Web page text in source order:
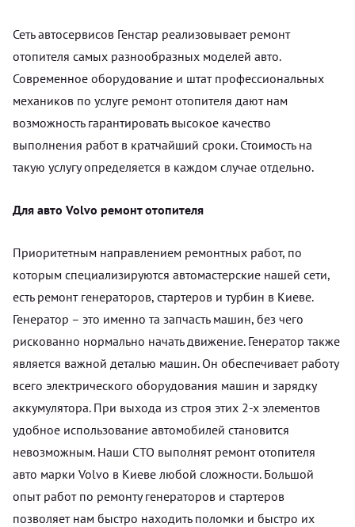
Сеть автосервисов Генстар реализовывает ремонт
отопителя самых разнообразных моделей авто.
Современное оборудование и штат профессиональных
механиков по услуге ремонт отопителя дают нам
возможность гарантировать высокое качество
выполнения работ в кратчайший сроки. Стоимость на
такую услугу определяется в каждом случае отдельно.
Для авто Volvo ремонт отопителя
Приоритетным направлением ремонтных работ, по
которым специализируются автомастерские нашей сети,
есть ремонт генераторов, стартеров и турбин в Киеве.
Генератор – это именно та запчасть машин, без чего
рискованно нормально начать движение. Генератор также
является важной деталью машин. Он обеспечивает работу
всего электрического оборудования машин и зарядку
аккумулятора. При выхода из строя этих 2-х элементов
удобное использование автомобилей становится
невозможным. Наши СТО выполнят ремонт отопителя
авто марки Volvo в Киеве любой сложности. Большой
опыт работ по ремонту генераторов и стартеров
позволяет нам быстро находить поломки и быстро их